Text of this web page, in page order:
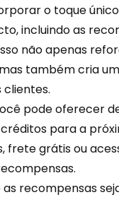
o toque
incluindo as
não apenas
também cria
pode oferecer
para a
frete grátis ou
as recompensas